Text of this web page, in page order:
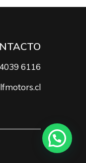
6116